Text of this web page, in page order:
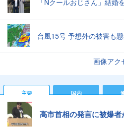
「Nクールおじさん」結婚
台風15号 予想外の被害も
画像アク
主要 国内
高市首相の発言に被爆者